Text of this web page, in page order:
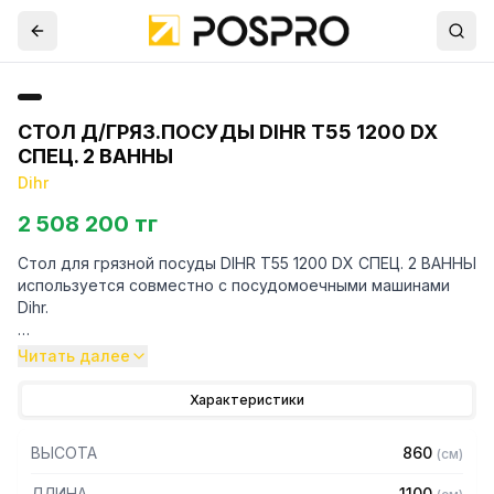
СТОЛ Д/ГРЯЗ.ПОСУДЫ DIHR T55 1200 DX
СПЕЦ. 2 ВАННЫ
Dihr
2 508 200 тг
Стол для грязной посуды DIHR T55 1200 DX СПЕЦ. 2 ВАННЫ
используется совместно с посудомоечными машинами
Dihr.
Особенности:
— Спец. исполнение: 1200х730х860 мм
— Правый
Читать далее
Характеристики
ВЫСОТА 860 (см)